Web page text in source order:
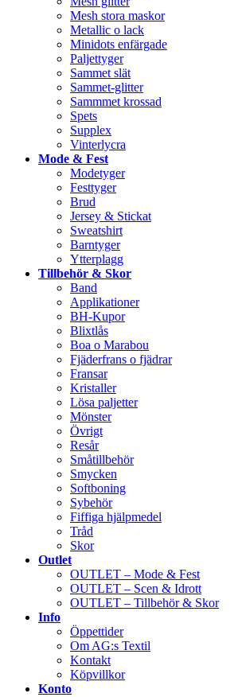
Mesh stora maskor
Metallic o lack
Minidots enfärgade
Paljettyger
Sammet slät
Sammet-glitter
Sammmet krossad
Spets
Supplex
Vinterlycra
Mode & Fest
Modetyger
Festtyger
Brud
Jersey & Stickat
Sweatshirt
Barntyger
Ytterplagg
Tillbehör & Skor
Band
Applikationer
BH-Kupor
Blixtlås
Boa o Marabou
Fjäderfrans o fjädrar
Fransar
Kristaller
Lösa paljetter
Mönster
Övrigt
Resår
Småtillbehör
Smycken
Softboning
Sybehör
Fiffiga hjälpmedel
Tråd
Skor
Outlet
OUTLET – Mode & Fest
OUTLET – Scen & Idrott
OUTLET – Tillbehör & Skor
Info
Öppettider
Om AG:s Textil
Kontakt
Köpvillkor
Konto